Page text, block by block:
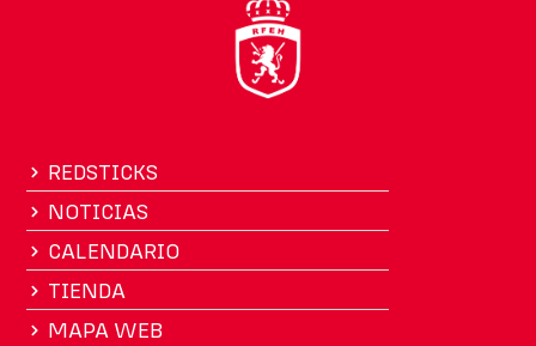
REDSTICKS
NOTICIAS
CALENDARIO
TIENDA
MAPA WEB